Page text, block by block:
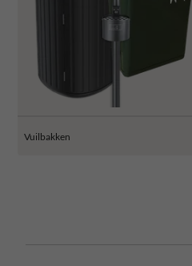
Vuilbakken